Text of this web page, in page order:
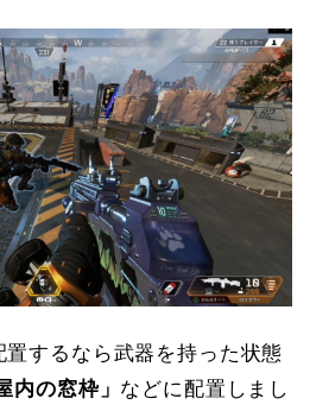
置するなら武器を持った状態
内の窓枠」 などに配置しまし